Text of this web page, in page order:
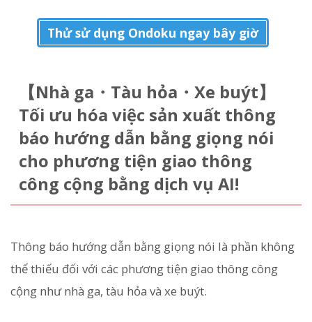
Thử sử dụng Ondoku ngay bây giờ
【Nhà ga・Tàu hỏa・Xe buýt】
Tối ưu hóa việc sản xuất thông
báo hướng dẫn bằng giọng nói
cho phương tiện giao thông
công cộng bằng dịch vụ AI!
Thông báo hướng dẫn bằng giọng nói là phần không
thể thiếu đối với các phương tiện giao thông công
cộng như nhà ga, tàu hỏa và xe buýt.